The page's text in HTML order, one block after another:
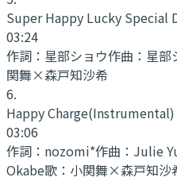
Super Happy Lucky Special
03:24
作詞： 星部ショウ作曲： 星部
関舞×森戸知沙希
6.
Happy Charge(Instrumental)
03:06
作詞： nozomi*作曲： Julie
Okabe歌： 小関舞×森戸知沙